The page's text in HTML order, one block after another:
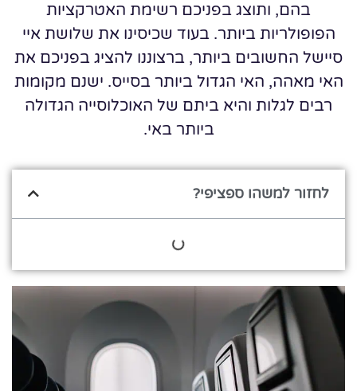
בהם, ותוצג בפניכם רשימת האטרקציות
הפופולריות ביותר. בעוד שכיסינו את שלושת איי
סיישל החשובים ביותר, ברצוננו להציג בפניכם את
האי מאהה, האי הגדול ביותר בסייס. ישנם מקומות
רבים לגלות והיא ביתם של האוכלוסייה הגדולה
ביותר באי.
לחזור למשהו ספציפי?